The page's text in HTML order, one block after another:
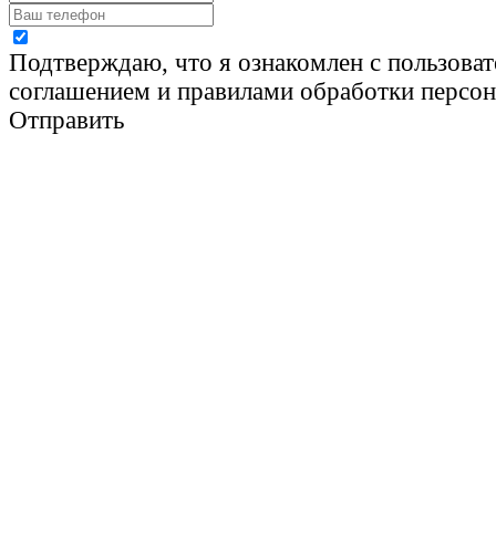
Подтверждаю, что я ознакомлен с
соглашением и правилами обработки
Отправить